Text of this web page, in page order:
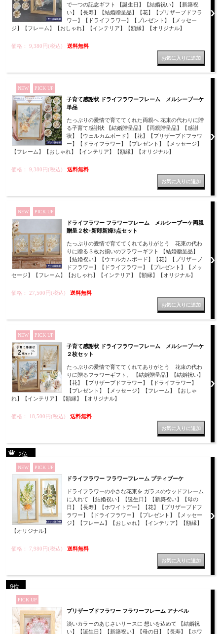
で一つの記念ギフト 【誕生日】【結婚祝い】【新築祝
い】【長寿】【結婚贈呈品】【花】【プリザーブドフラ
ワー】【ドライフラワー】【プレゼント】【メッセー
ジ】【フレーム】【おしゃれ】【インテリア】【額縁】【オリジナル】
価格： 9,380円(税込) 送料無料
NEW PICK UP
子育て感謝状 ドライフラワーフレーム メルシーブーケ
単品
たっぷりの愛情で育ててくれた両親へ 花束の代わりに贈
る子育て感謝状 【結婚贈呈品】【両親贈呈品】【感謝
状】【ウェルカムボード】【花】【プリザーブドフラワ
ー】【ドライフラワー】【プレゼント】【メッセージ】
【フレーム】【おしゃれ】【インテリア】【額縁】【オリジナル】
価格： 9,380円(税込) 送料無料
NEW PICK UP
ドライフラワー フラワーフレーム メルシーブーケ両親
贈呈２枚+新郎新婦3点セット
たっぷりの愛情で育ててくれてありがとう 花束の代わ
りに贈る３枚お揃いのフラワーギフト 【結婚贈呈品】
【結婚祝い】【ウエルカムボード】【花】【プリザーブ
ドフラワー】【ドライフラワー】【プレゼント】【メッ
セージ】【フレーム】【おしゃれ】【インテリア】【額縁】【オリジナル】
価格： 27,500円(税込) 送料無料
NEW PICK UP
子育て感謝状 ドライフラワーフレーム メルシーブーケ
２枚セット
たっぷりの愛情で育ててくれてありがとう 花束の代わ
りに贈るフラワーギフト。 【結婚贈呈品】【結婚祝い】
【花】【プリザーブドフラワー】【ドライフラワー】
【プレゼント】【メッセージ】【フレーム】【おしゃ
れ】【インテリア】【額縁】【オリジナル】
価格： 18,500円(税込) 送料無料
2位
NEW PICK UP
ドライフラワー フラワーフレーム プティブーケ
ドライフラワーの小さな花束を ガラスのウッドフレーム
に入れて 【結婚祝い】【誕生日】【新築祝い】【母の
日】【長寿】【ホワイトデー】【花】【プリザーブドフ
ラワー】【ドライフラワー】【プレゼント】【メッセー
ジ】【フレーム】【おしゃれ】【インテリア】【額縁】
【オリジナル】
価格： 7,980円(税込) 送料無料
9位
PICK UP
プリザーブドフラワー フラワーフレーム アナベル
淡いカラーのあじさいリースに 想いを込めて 【結婚祝
い】【誕生日】【新築祝い】【母の日】【長寿】【ホワ